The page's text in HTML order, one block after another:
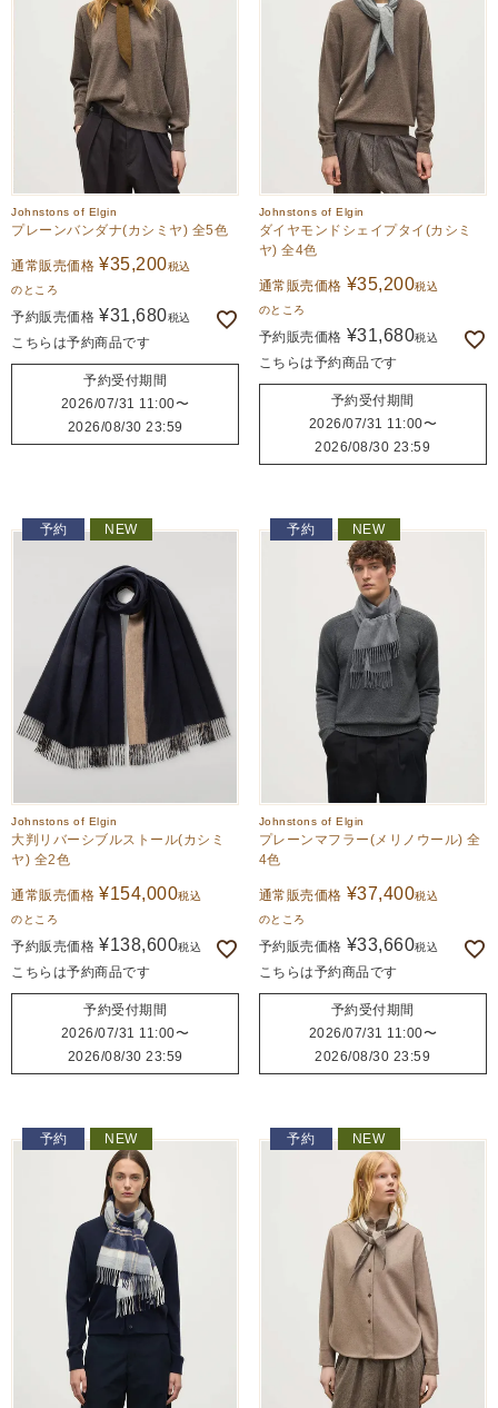
Johnstons of Elgin
プレーンバンダナ(カシミヤ) 全5色
通常販売価格 ¥35,200税込
のところ
予約販売価格 ¥31,680税込
こちらは予約商品です
予約受付期間
2026/07/31 11:00〜
2026/08/30 23:59
Johnstons of Elgin
ダイヤモンドシェイプタイ(カシミ
ヤ) 全4色
通常販売価格 ¥35,200税込
のところ
予約販売価格 ¥31,680税込
こちらは予約商品です
予約受付期間
2026/07/31 11:00〜
2026/08/30 23:59
予約 NEW
Johnstons of Elgin
大判リバーシブルストール(カシミ
ヤ) 全2色
通常販売価格 ¥154,000税込
のところ
予約販売価格 ¥138,600税込
こちらは予約商品です
予約受付期間
2026/07/31 11:00〜
2026/08/30 23:59
予約 NEW
Johnstons of Elgin
プレーンマフラー(メリノウール) 全
4色
通常販売価格 ¥37,400税込
のところ
予約販売価格 ¥33,660税込
こちらは予約商品です
予約受付期間
2026/07/31 11:00〜
2026/08/30 23:59
予約 NEW 予約 NEW